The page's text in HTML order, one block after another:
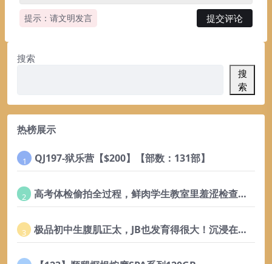
提示：请文明发言
搜索
搜
索
热榜展示
1 QJ197-狱乐营【$200】【部数：131部】
2 高考体检偷拍全过程，鲜肉学生教室里羞涩检查鸡鸡菊花
3 极品初中生腹肌正太，JB也发育得很大！沉浸在自己美好肉体，性欲超强